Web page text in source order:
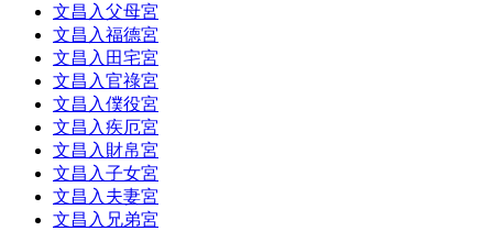
文昌入父母宮
文昌入福德宮
文昌入田宅宮
文昌入官祿宮
文昌入僕役宮
文昌入疾厄宮
文昌入財帛宮
文昌入子女宮
文昌入夫妻宮
文昌入兄弟宮